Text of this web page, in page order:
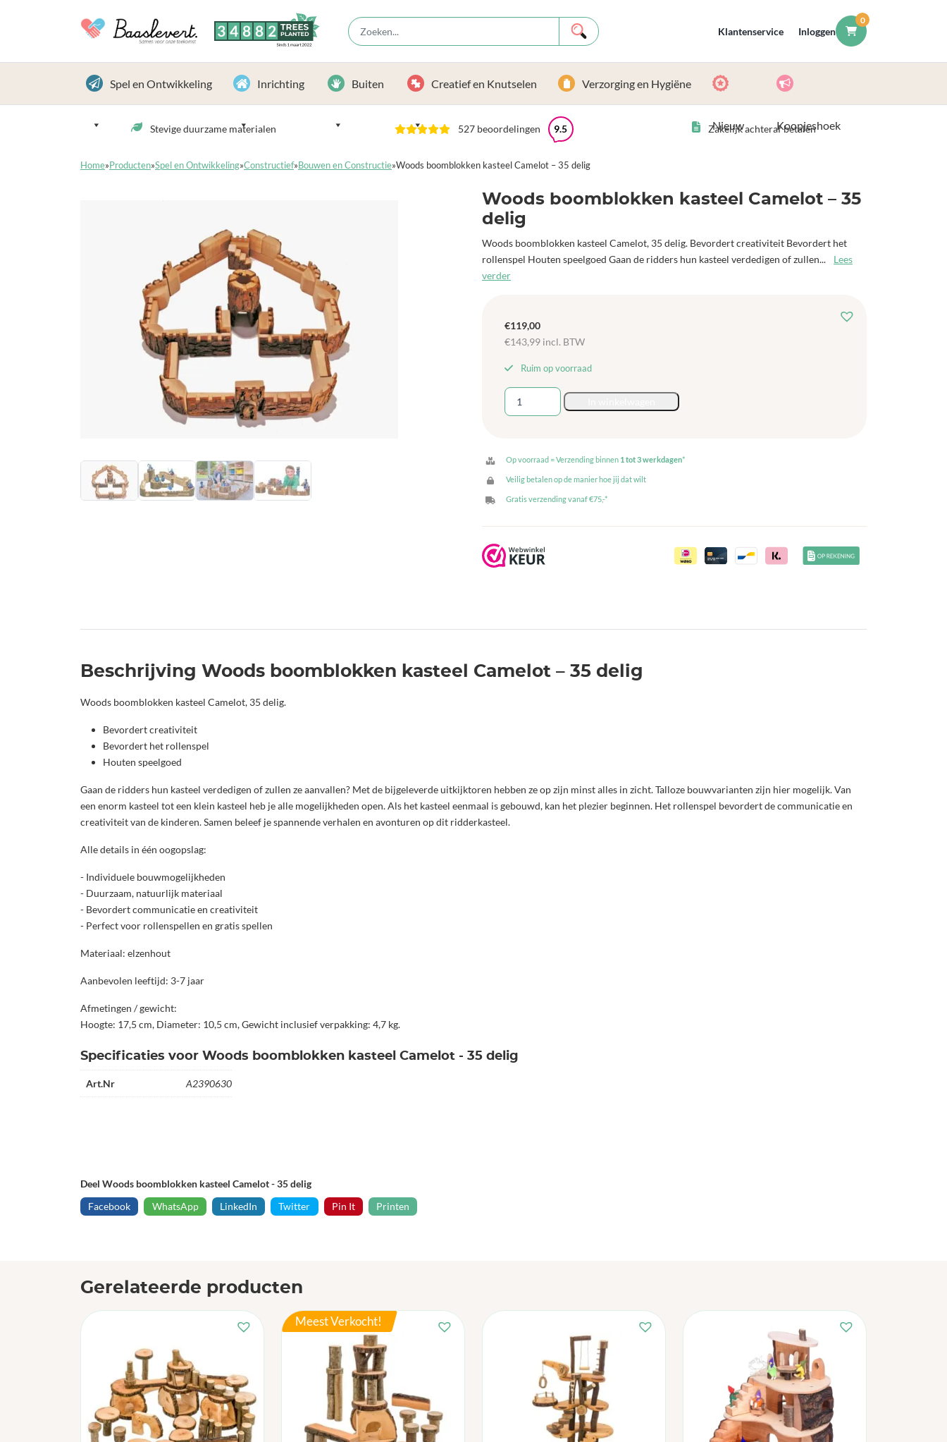
3 4 8 8 2 TREES
PLANTED
Sinds 1 maart 2022
Klantenservice Inloggen
0
Spel en Ontwikkeling Inrichting Buiten Creatief en Knutselen Verzorging en Hygiëne
Nieuw Koopjeshoek
Stevige duurzame materialen 527 beoordelingen 9.5 Zakelijk achteraf betalen
Home» Producten»Spel en Ontwikkeling»Constructief» Bouwen en Constructie»Woods boomblokken kasteel Camelot – 35 delig
Woods boomblokken kasteel Camelot – 35
delig
Woods boomblokken kasteel Camelot, 35 delig. Bevordert creativiteit Bevordert het
rollenspel Houten speelgoed Gaan de ridders hun kasteel verdedigen of zullen...
Lees
verder
€119,00
€143,99 incl. BTW
Ruim op voorraad
Woods
boomblokken
-
35
Op voorraad = Verzending binnen 1 tot 3 werkdagen*
Veilig betalen op de manier hoe jij dat wilt
Gratis verzending vanaf €75,-*
Beschrijving Woods boomblokken kasteel Camelot – 35 delig
Woods boomblokken kasteel Camelot, 35 delig.
Bevordert creativiteit
Bevordert het rollenspel
Houten speelgoed
Gaan de ridders hun kasteel verdedigen of zullen ze aanvallen? Met de bijgeleverde uitkijktoren hebben ze op zijn minst alles in zicht. Talloze bouwvarianten zijn hier mogelijk. Van
een enorm kasteel tot een klein kasteel heb je alle mogelijkheden open. Als het kasteel eenmaal is gebouwd, kan het plezier beginnen. Het rollenspel bevordert de communicatie en
creativiteit van de kinderen. Samen beleef je spannende verhalen en avonturen op dit ridderkasteel.
Alle details in één oogopslag:
- Individuele bouwmogelijkheden
- Duurzaam, natuurlijk materiaal
- Bevordert communicatie en creativiteit
- Perfect voor rollenspellen en gratis spellen
Materiaal: elzenhout
Aanbevolen leeftijd: 3-7 jaar
Afmetingen / gewicht:
Hoogte: 17,5 cm, Diameter: 10,5 cm, Gewicht inclusief verpakking: 4,7 kg.
Specificaties voor Woods boomblokken kasteel Camelot - 35 delig
Art.Nr A2390630
Deel Woods boomblokken kasteel Camelot - 35 delig
Facebook
WhatsApp LinkedIn Twitter Pin It Printen
Gerelateerde producten
Meest Verkocht!